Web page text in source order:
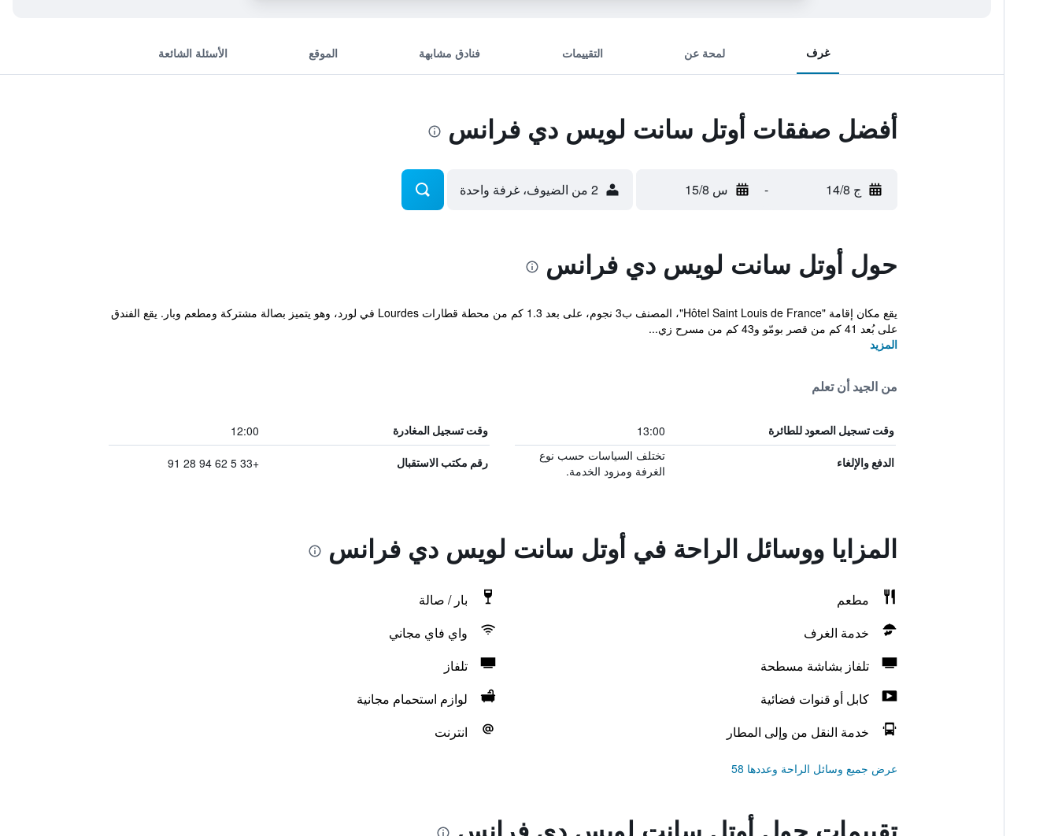
غرف لمحة عن التقييمات فنادق مشابهة الموقع الأسئلة الشائعة
أفضل صفقات أوتل سانت لويس دي فرانس
ج 14/8 - س 15/8 2 من الضيوف، غرفة واحدة
حول أوتل سانت لويس دي فرانس
يقع مكان إقامة "Hôtel Saint Louis de France"، المصنف ب3 نجوم، على بعد 1.3 كم من محطة قطارات Lourdes في لورد، وهو يتميز بصالة مشتركة ومطعم وبار. يقع الفندق
على بُعد 41 كم من قصر بومّو و43 كم من مسرح زي...
المزيد
من الجيد أن تعلم
وقت تسجيل الصعود للطائرة 13:00 وقت تسجيل المغادرة 12:00
الدفع والإلغاء
تختلف السياسات حسب نوع
الغرفة ومزود الخدمة.
رقم مكتب الاستقبال +33 5 62 94 28 91
المزايا ووسائل الراحة في أوتل سانت لويس دي فرانس
مطعم
بار / صالة
خدمة الغرف
واي فاي مجاني
تلفاز بشاشة مسطحة
تلفاز
كابل أو قنوات فضائية
لوازم استحمام مجانية
خدمة النقل من وإلى المطار
انترنت
عرض جميع وسائل الراحة وعددها 58